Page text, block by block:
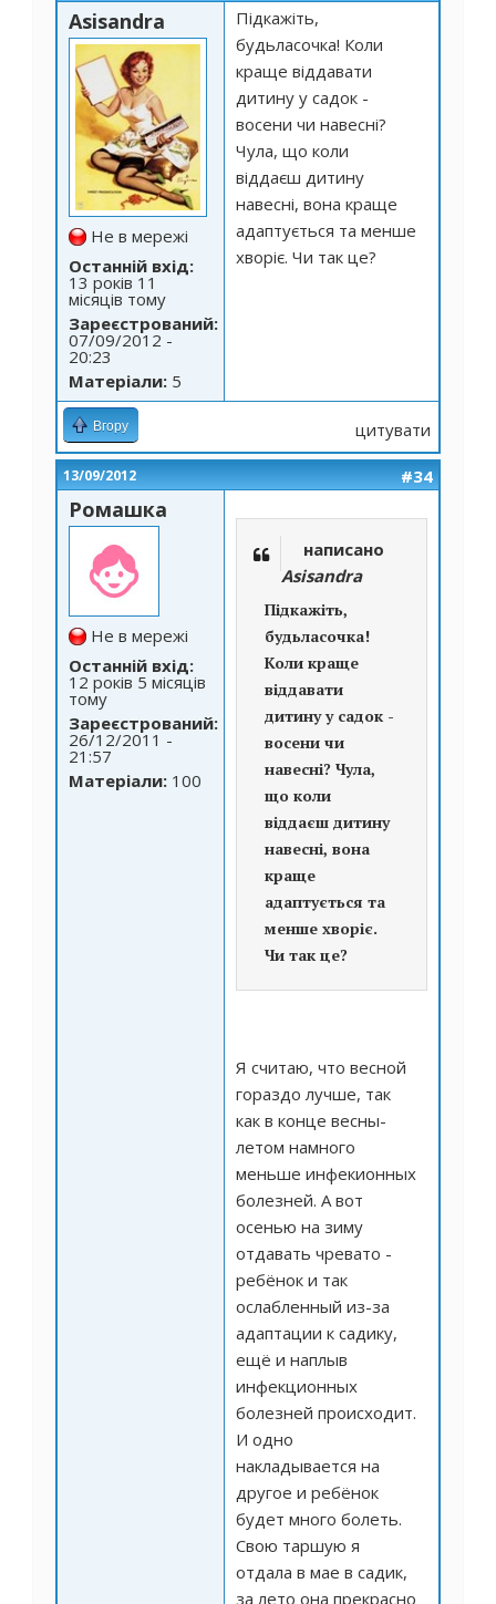
Asisandra
Не в мережі
Останній вхід:
13 років 11
місяців тому
Зареєстрований:
07/09/2012 -
20:23
Матеріали: 5
Підкажіть,
будьласочка! Коли
краще віддавати
дитину у садок -
восени чи навесні?
Чула, що коли
віддаєш дитину
навесні, вона краще
адаптується та менше
хворіє. Чи так це?
Вгору цитувати
13/09/2012 #34
Ромашка
Не в мережі
Останній вхід:
12 років 5 місяців
тому
Зареєстрований:
26/12/2011 -
21:57
Матеріали: 100
написано
Asisandra
Підкажіть,
будьласочка!
Коли краще
віддавати
дитину у садок -
восени чи
навесні? Чула,
що коли
віддаєш дитину
навесні, вона
краще
адаптується та
менше хворіє.
Чи так це?
Я считаю, что весной
гораздо лучше, так
как в конце весны-
летом намного
меньше инфекионных
болезней. А вот
осенью на зиму
отдавать чревато -
ребёнок и так
ослабленный из-за
адаптации к садику,
ещё и наплыв
инфекционных
болезней происходит.
И одно
накладывается на
другое и ребёнок
будет много болеть.
Свою таршую я
отдала в мае в садик,
за лето она прекрасно